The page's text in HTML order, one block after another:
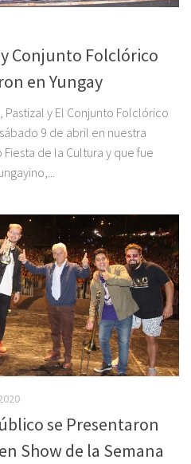
Conjunto Folclórico
en Yungay
Pastizal y El Conjunto Folclórico
9 de abril en nuestra
de la Cultura y que fue
se Presentaron
Show de la Semana